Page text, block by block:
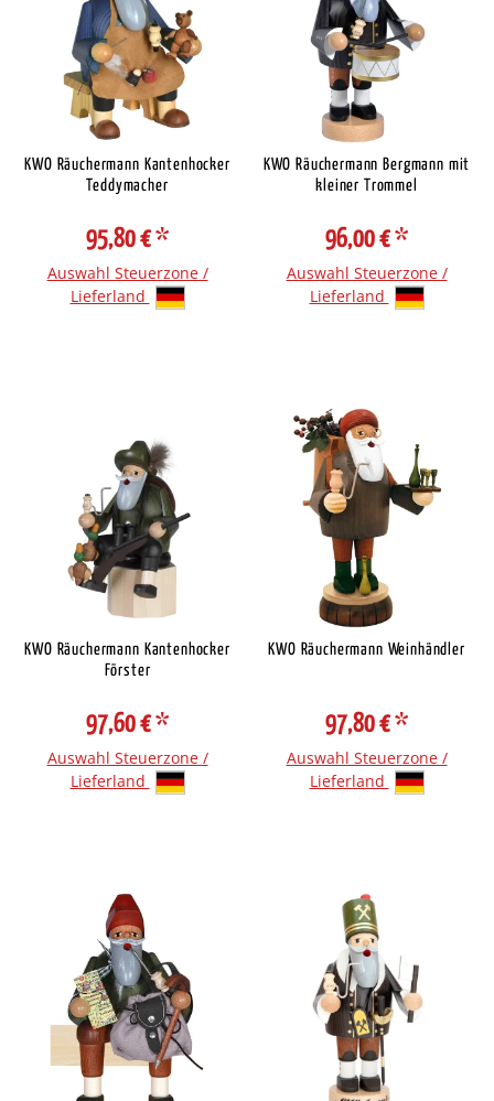
KWO Räuchermann Kantenhocker
Teddymacher
95,80 €*
Auswahl Steuerzone /
Lieferland
KWO Räuchermann Bergmann mit
kleiner Trommel
96,00 €*
Auswahl Steuerzone /
Lieferland
KWO Räuchermann Kantenhocker
Förster
97,60 €*
Auswahl Steuerzone /
Lieferland
KWO Räuchermann Weinhändler
97,80 €*
Auswahl Steuerzone /
Lieferland